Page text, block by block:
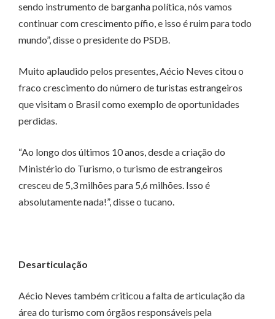
sendo instrumento de barganha política, nós vamos
continuar com crescimento pífio, e isso é ruim para todo
mundo”, disse o presidente do PSDB.
Muito aplaudido pelos presentes, Aécio Neves citou o
fraco crescimento do número de turistas estrangeiros
que visitam o Brasil como exemplo de oportunidades
perdidas.
“Ao longo dos últimos 10 anos, desde a criação do
Ministério do Turismo, o turismo de estrangeiros
cresceu de 5,3 milhões para 5,6 milhões. Isso é
absolutamente nada!”, disse o tucano.
Desarticulação
Aécio Neves também criticou a falta de articulação da
área do turismo com órgãos responsáveis pela